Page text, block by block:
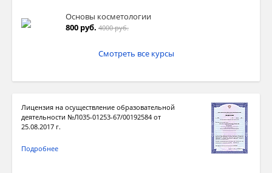
Основы косметологии
800 руб. 4000 руб.
Смотреть все курсы
Лицензия на осуществление образовательной
деятельности №Л035-01253-67/00192584 от
25.08.2017 г.
Подробнее